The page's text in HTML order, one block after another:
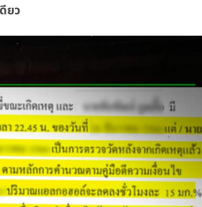
ยว